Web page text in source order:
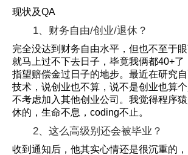
现状及QA
1、财务自由/创业/退休？
完全没达到财务自由水平，但也不至于
就马上过不下去日子，毕竟我俩都40+了
指望赔偿金过日子的地步。最近在研究
技术，说创业也不算，说不是创业也算
不考虑加入其他创业公司。我觉得程序
休的，生命不息，coding不止。
2、这么高级别还会被毕业？
收到通知后，他其实心情还是很沉重的，